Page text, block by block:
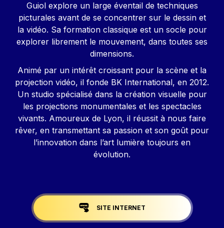
Guiol explore un large éventail de techniques
picturales avant de se concentrer sur le dessin et
la vidéo. Sa formation classique est un socle pour
explorer librement le mouvement, dans toutes ses
dimensions.
Animé par un intérêt croissant pour la scène et la
projection vidéo, il fonde BK International, en 2012.
Un studio spécialisé dans la création visuelle pour
les projections monumentales et les spectacles
vivants. Amoureux de Lyon, il réussit à nous faire
rêver, en transmettant sa passion et son goût pour
l’innovation dans l’art lumière toujours en
évolution.
Liens réseaux
SITE INTERNET